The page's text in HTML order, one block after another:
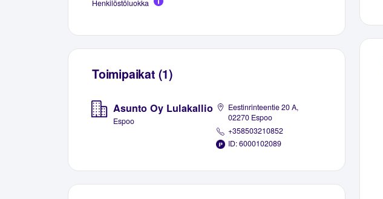
Henkilöstöluokka
Toimipaikat (1)
Asunto Oy Lulakallio
Espoo
Eestinrinteentie 20 A,
02270 Espoo
+358503210852
ID: 6000102089